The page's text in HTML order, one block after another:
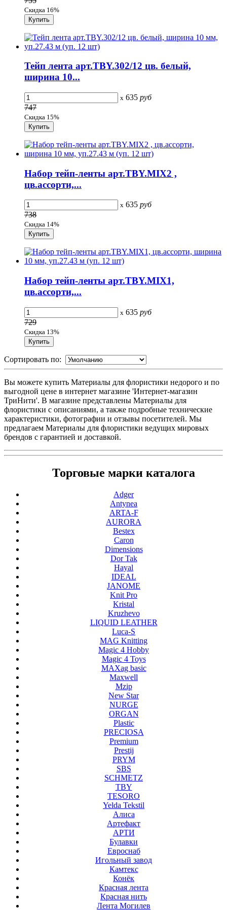
Скидка 16%
Тейп лента арт.TBY.302/12 цв. белый,
ширина 10...
x 635 руб
747
Скидка 15%
Набор тейп-ленты арт.TBY.MIX2 ,
цв.ассорти,...
x 635 руб
738
Скидка 14%
Набор тейп-ленты арт.TBY.MIX1,
цв.ассорти,...
x 635 руб
729
Скидка 13%
Сортировать по:
Вы можете купить Материалы для флористики недорого и по
выгодной цене в интернет магазине 'Интернет-магазин
ТриНити'. В магазине представлены Материалы для
флористики с описаниями, а также подробные технические
характеристики, фотографии и отзывы посетителей. Мы
предлагаем Материалы для флористики ведущих мировых
брендов с гарантией и доставкой.
Торговые марки каталога
Adger
Antynea
ARTA-F
AURORA
Bestex
Caron
Dimensions
Dor Tak
Hayal
IDEAL
JANOME
Knit Pro
Kristal
Kruzhevo
LIQUID LEATHER
Luca-S
MAG Knitting
Magic 4 Hobby
Magic 4 Toys
MAXag basic
Maxwell
Mzip
New Star
NURGE
ORGAN
Plastic
PRECIOSA
Premium
Prestij
PRYM
SBS
SCHMETZ
TBY
TESORO
Yelda Tekstil
Алиса
Артефакт
АРТИ
Булавки
Евроснаб
Игольный завод
Камтекс
Конёк
Красная лента
Красная нить
Лента Могилев